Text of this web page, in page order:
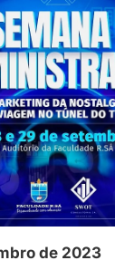
de 2023